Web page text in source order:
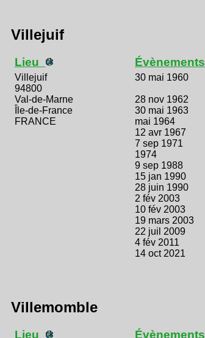
Villejuif
Lieu
Villejuif
94800
Val-de-Marne
Île-de-France
FRANCE
Évènements
30 mai 1960
28 nov 1962
30 mai 1963
mai 1964
12 avr 1967
7 sep 1971
1974
9 sep 1988
15 jan 1990
28 juin 1990
2 fév 2003
10 fév 2003
19 mars 2003
22 juil 2009
4 fév 2011
14 oct 2021
Villemomble
Lieu Évènements